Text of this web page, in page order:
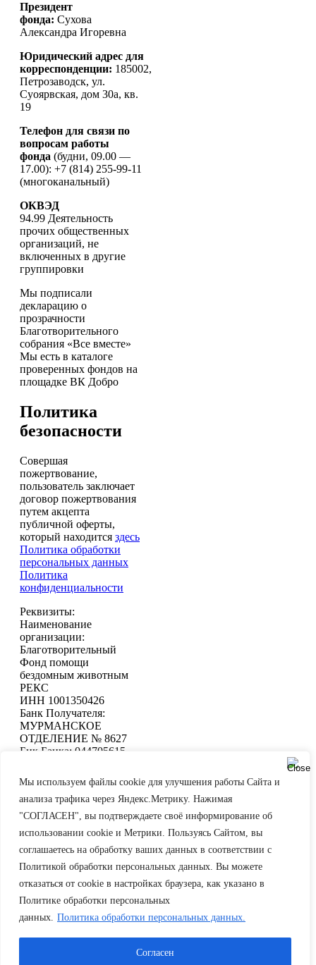
Мы используем файлы cookie для улучшения работы Сайта и
анализа трафика через Яндекс.Метрику. Нажимая
"СОГЛАСЕН", вы подтверждаете своё информирование об
использовании cookie и Метрики. Пользуясь Сайтом, вы
соглашаетесь на обработку ваших данных в соответствии с
Политикой обработки персональных данных. Вы можете
отказаться от cookie в настройках браузера, как указано в
Политике обработки персональных
данных. Политика обработки персональных данных.
Согласен
Президент
фонда: Сухова
Александра Игоревна
Юридический адрес для
корреспонденции: 185002,
Петрозаводск, ул.
Суоярвская, дом 30а, кв.
19
Телефон для связи по
вопросам работы
фонда (будни, 09.00 —
17.00): +7 (814) 255-99-11
(многоканальный)
ОКВЭД
94.99 Деятельность
прочих общественных
организаций, не
включенных в другие
группировки
Мы подписали
декларацию о
прозрачности
Благотворительного
собрания «Все вместе»
Мы есть в каталоге
проверенных фондов на
площадке ВК Добро
Политика
безопасности
Совершая
пожертвование,
пользователь заключает
договор пожертвования
путем акцепта
публичной оферты,
который находится здесь
Политика обработки
персональных данных
Политика
конфиденциальности
Реквизиты:
Наименование
организации:
Благотворительный
Фонд помощи
бездомным животным
РЕКС
ИНН 1001350426
Банк Получателя:
МУРМАНСКОЕ
ОТДЕЛЕНИЕ № 8627
Бик Банка: 044705615
40703810125000000832
Корреспондентский счет
банка:
30101810300000000615
ОГРН 1201000006910
© 2026, Все права защищены